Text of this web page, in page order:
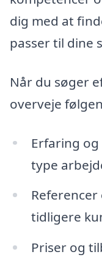
dig med at
passer til dine
Når du søger
overveje
Erfaring
type
tidligere
Priser og